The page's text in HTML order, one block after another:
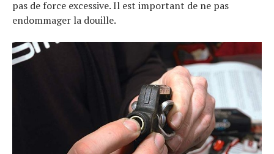
pas de force excessive. Il est important de ne pas
endommager la douille.